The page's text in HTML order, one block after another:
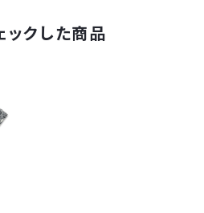
ックした商品